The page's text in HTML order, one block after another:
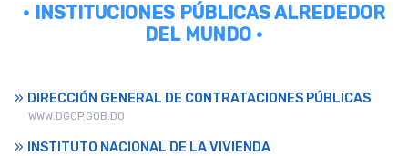
• INSTITUCIONES PÚBLICAS ALREDEDOR
DEL MUNDO •
DIRECCIÓN GENERAL DE CONTRATACIONES PÚBLICAS
WWW.DGCP.GOB.DO
INSTITUTO NACIONAL DE LA VIVIENDA